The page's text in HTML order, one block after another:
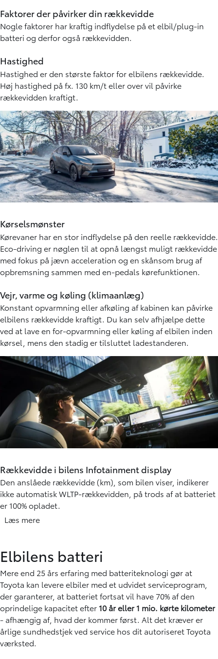
Faktorer der påvirker din rækkevidde
Nogle faktorer har kraftig indflydelse på et elbil/plug-in
batteri og derfor også rækkevidden.
Hastighed
Hastighed er den største faktor for elbilens rækkevidde.
Høj hastighed på fx. 130 km/t eller over vil påvirke
rækkevidden kraftigt.
Kørselsmønster
Kørevaner har en stor indflydelse på den reelle rækkevidde.
Eco-driving er nøglen til at opnå længst muligt rækkevidde
med fokus på jævn acceleration og en skånsom brug af
opbremsning sammen med en-pedals kørefunktionen.
Vejr, varme og køling (klimaanlæg)
Konstant opvarmning eller afkøling af kabinen kan påvirke
elbilens rækkevidde kraftigt. Du kan selv afhjælpe dette
ved at lave en for-opvarmning eller køling af elbilen inden
kørsel, mens den stadig er tilsluttet ladestanderen.
Rækkevidde i bilens Infotainment display
Den anslåede rækkevidde (km), som bilen viser, indikerer
ikke automatisk WLTP-rækkevidden, på trods af at batteriet
er 100% opladet.
Den rækkevidde, der vises i instrumentbrættet, beregnes
afhængigt af de faktorer, der påvirker din rækkevidde:
Hastighed, kørselsmønster, vejr, varme og køling
(klimaanlæg), kørerutens geografi i højdemeter,
udetemperatur og belastning i form af passagerer samt
bagage i bilen mm.
Læs mere
Elbilens batteri
Mere end 25 års erfaring med batteriteknologi gør at
Toyota kan levere elbiler med et udvidet serviceprogram,
der garanterer, at batteriet fortsat vil have 70% af den
oprindelige kapacitet efter 10 år eller 1 mio. kørte kilometer
- afhængig af, hvad der kommer først. Alt det kræver er
årlige sundhedstjek ved service hos dit autoriseret Toyota
værksted.